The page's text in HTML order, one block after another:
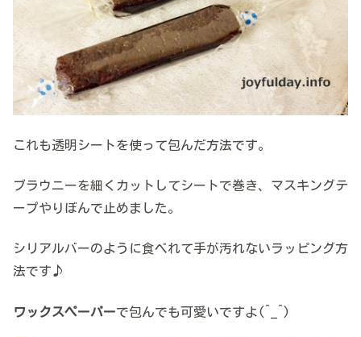
これも透明シートを使って包んだ方法です。
ブラウニーを細くカットしてシートで巻き、マスキングテ
ープやりぼんで止めました。
シリアルバーのように食べれて手が汚れないラッピング方
法です♪
ワックスペーパーで包んでも可愛いですよ(^_^)